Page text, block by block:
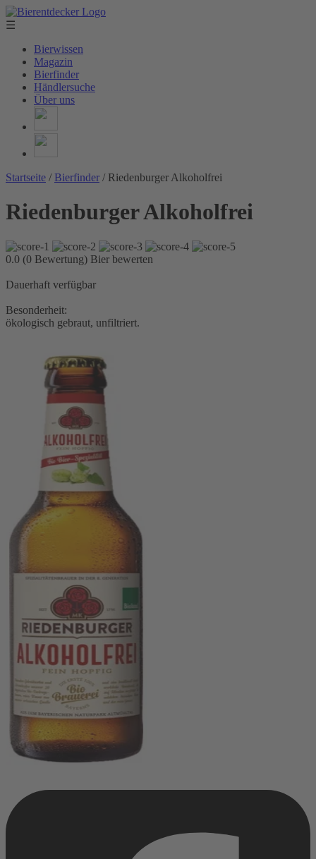
☰
Bierwissen
Magazin
Bierfinder
Händlersuche
Über uns
Startseite / Bierfinder / Riedenburger Alkoholfrei
Riedenburger Alkoholfrei
0.0 (0 Bewertung) Bier bewerten
Dauerhaft verfügbar
Besonderheit:
ökologisch gebraut, unfiltriert.